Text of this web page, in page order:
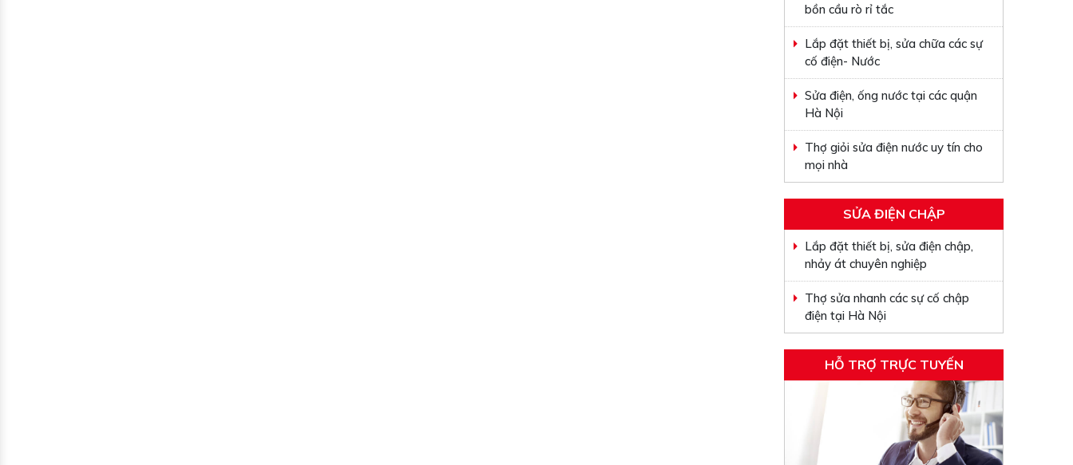
bồn cầu rò rỉ tắc
Lắp đặt thiết bị, sửa chữa các sự
cố điện- Nước
Sửa điện, ống nước tại các quận
Hà Nội
Thợ giỏi sửa điện nước uy tín cho
mọi nhà
SỬA ĐIỆN CHẬP
Lắp đặt thiết bị, sửa điện chập,
nhảy át chuyên nghiệp
Thợ sửa nhanh các sự cố chập
điện tại Hà Nội
HỖ TRỢ TRỰC TUYẾN